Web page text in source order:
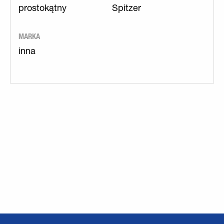
prostokątny Spitzer
MARKA
inna